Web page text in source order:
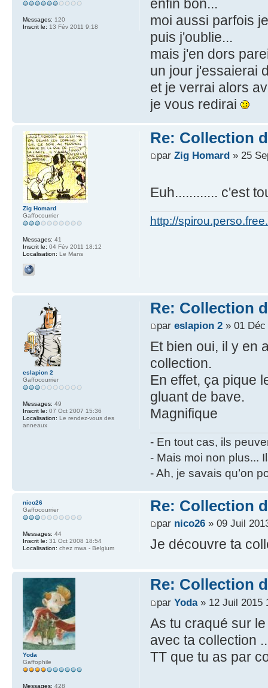
enfin bon...
moi aussi parfois
puis j'oublie...
mais j'en dors
un jour j'essaierai
et je verrai alors
je vous redirai
Messages: 120
Inscrit le: 13 Fév 2011 9:18
Re: Collection
par Zig Homard» 25
Euh............ c'est
http://
Zig Homard
Gaffocourrier
Messages: 41
Inscrit le: 04 Fév 2011 18:12
Localisation: Le Mans
Re: Collection
par eslapion 2» 01 Déc
Et bien oui, il y en
collection.
En effet, ça pique
gluant de bave.
Magnifique
- En tout cas, ils
- Mais moi non plus...
- Ah, je savais qu’on
eslapion 2
Gaffocourrier
Messages: 49
Inscrit le: 07 Oct 2007 15:36
Localisation: Le rendez-vous des
anneaux
Re: Collection
par nico26» 09 Juil
Je découvre ta
nico26
Gaffocourrier
Messages: 44
Inscrit le: 31 Oct 2008 18:54
Localisation: chez mwa - Belgium
Re: Collection
par Yoda» 12 Juil 2015
As tu craqué sur
avec ta collection
TT que tu as par
Yoda
Gaffophile
Messages: 428